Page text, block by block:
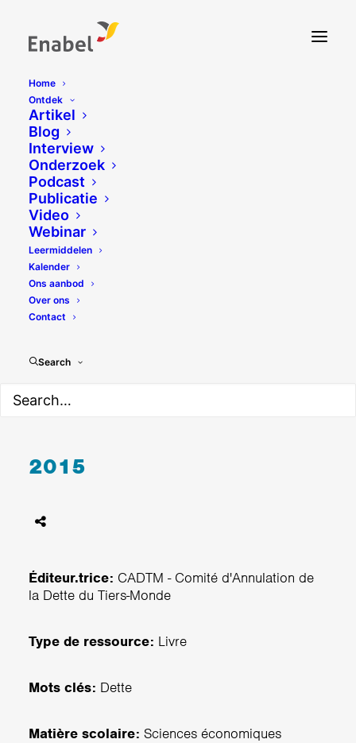
Home
Ontdek
Artikel
Blog
Interview
Onderzoek
Podcast
Publicatie
Video
Webinar
Leermiddelen
Kalender
Ons aanbod
Over ons
Contact
Search
2015
Éditeur.trice: CADTM - Comité d'Annulation de
la Dette du Tiers-Monde
Type de ressource: Livre
Mots clés: Dette
Matière scolaire: Sciences économiques